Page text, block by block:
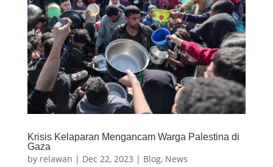
Krisis Kelaparan Mengancam Warga Palestina di
Gaza
by relawan | Dec 22, 2023 | Blog, News